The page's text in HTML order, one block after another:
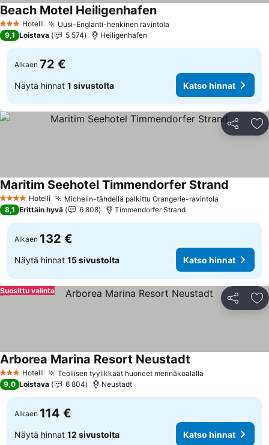
3 Tähtiluokitus
Hotelli Uusi-Englanti-henkinen ravintola
Beach Motel Heiligenhafen
9,1 Loistava 5 574 Heiligenhafen
Alkaen 72 €
Näytä hinnat 1 sivustolta Katso hinnat
Jaa
4 Tähtiluokitus
Hotelli Michelin-tähdellä palkittu Orangerie-ravintola
Maritim Seehotel Timmendorfer Strand
8,1 Erittäin hyvä 6 808 Timmendorfer Strand
Alkaen 132 €
Näytä hinnat 15 sivustolta Katso hinnat
Jaa
Suosittu valinta
3 Tähtiluokitus
Hotelli Teollisen tyylikkäät huoneet merinäköalalla
Arborea Marina Resort Neustadt
9,0 Loistava 6 804 Neustadt
Alkaen 114 €
Näytä hinnat 12 sivustolta Katso hinnat